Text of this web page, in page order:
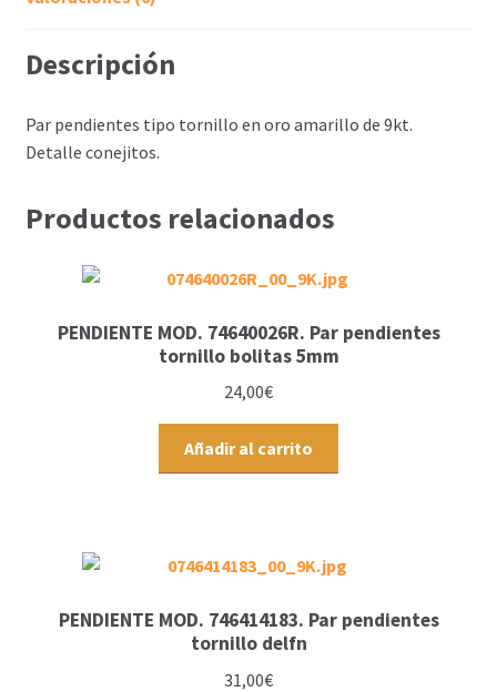
Descripción
Par pendientes tipo tornillo en oro amarillo de 9kt.
Detalle conejitos.
Productos relacionados
PENDIENTE MOD. 74640026R. Par pendientes
tornillo bolitas 5mm
24,00€
Añadir al carrito
PENDIENTE MOD. 746414183. Par pendientes
tornillo delfn
31,00€